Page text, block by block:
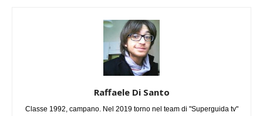
Raffaele Di Santo
Classe 1992, campano. Nel 2019 torno nel team di "Superguida tv"